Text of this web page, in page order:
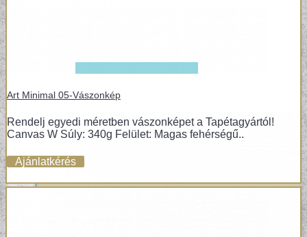
Art Minimal 05-Vászonkép
Rendelj egyedi méretben vászonképet a Tapétagyártól!
Canvas W Súly: 340g Felület: Magas fehérségű..
Ajánlatkérés